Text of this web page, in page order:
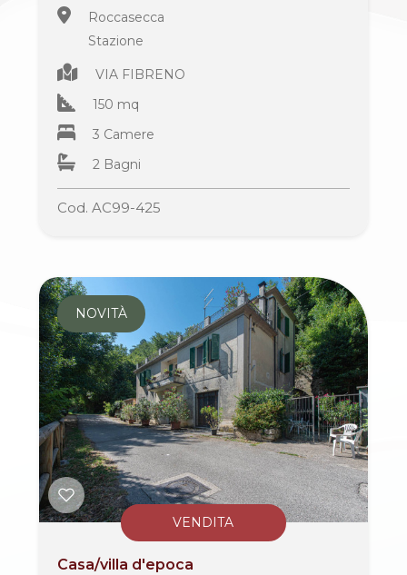
Roccasecca
Stazione
VIA FIBRENO
150 mq
3 Camere
2 Bagni
Cod. AC99-425
VENDITA
NOVITÀ
Casa/villa d'epoca
minimi
Qualsiasi
5
5+
Camere
minime
Qualsiasi